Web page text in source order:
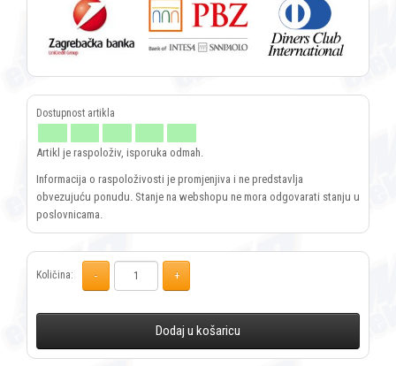
Artikl je raspoloživ, isporuka odmah.
Informacija o raspoloživosti je promjenjiva i ne predstavlja
obvezujuću ponudu. Stanje na webshopu ne mora odgovarati stanju u
poslovnicama.
Količina:
Dodaj u košaricu